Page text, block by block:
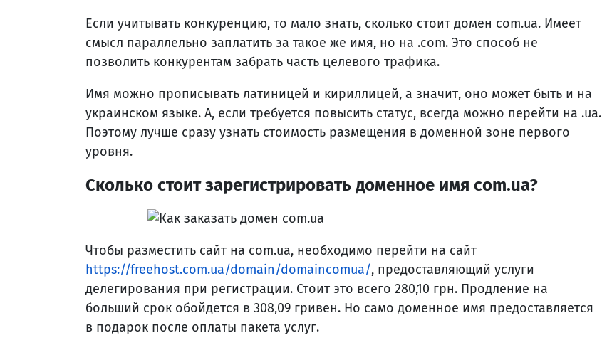
Если учитывать конкуренцию, то мало знать, сколько стоит домен com.ua. Имеет
смысл параллельно заплатить за такое же имя, но на .com. Это способ не
позволить конкурентам забрать часть целевого трафика.
Имя можно прописывать латиницей и кириллицей, а значит, оно может быть и на
украинском языке. А, если требуется повысить статус, всегда можно перейти на .ua.
Поэтому лучше сразу узнать стоимость размещения в доменной зоне первого
уровня.
Сколько стоит зарегистрировать доменное имя com.ua?
Чтобы разместить сайт на com.ua, необходимо перейти на сайт
https://freehost.com.ua/domain/domaincomua/, предоставляющий услуги
делегирования при регистрации. Стоит это всего 280,10 грн. Продление на
больший срок обойдется в 308,09 гривен. Но само доменное имя предоставляется
в подарок после оплаты пакета услуг.